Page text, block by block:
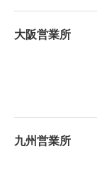
大阪営業所
九州営業所